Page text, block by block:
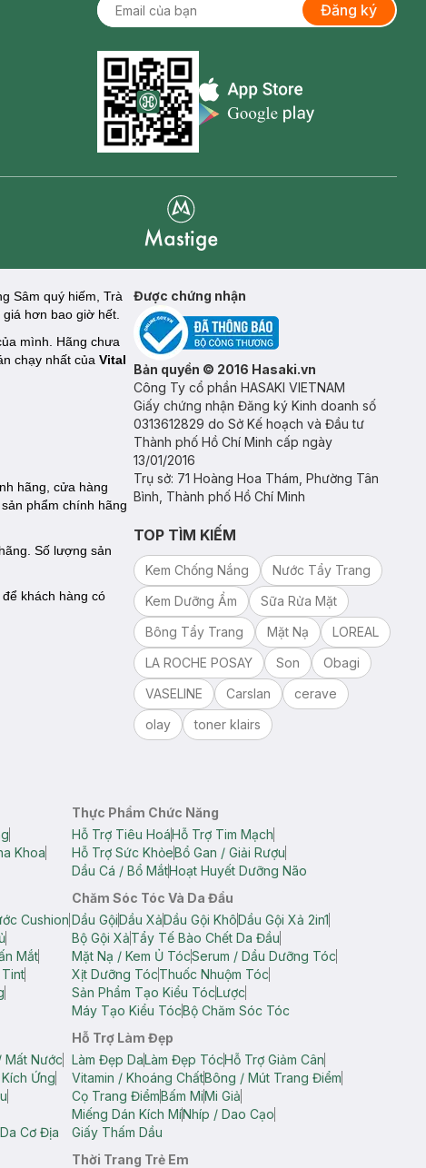
Đăng ký
Appstore icon
Sâm quý hiếm, Trà
hơn bao giờ hết.
mình. Hãng chưa
chạy nhất của Vital
hãng, cửa hàng
phẩm chính hãng
Số lượng sản
khách hàng có
Được chứng nhận
Bản quyền © 2016 Hasaki.vn
Công Ty cổ phần HASAKI VIETNAM
Giấy chứng nhận Đăng ký Kinh doanh số
0313612829 do Sở Kế hoạch và Đầu tư
Thành phố Hồ Chí Minh cấp ngày
13/01/2016
Trụ sở: 71 Hoàng Hoa Thám, Phường Tân
Bình, Thành phố Hồ Chí Minh
TOP TÌM KIẾM
Kem Chống Nắng
Nước Tẩy Trang
Kem Dưỡng Ẩm
Sữa Rửa Mặt
Bông Tẩy Trang
Mặt Nạ
LOREAL
LA ROCHE POSAY
Son
Obagi
VASELINE
Carslan
cerave
olay
toner klairs
Khoa
Thực Phẩm Chức Năng
Hỗ Trợ Tiêu HoáHỗ Trợ Tim Mạch
Hỗ Trợ Sức KhỏeBổ Gan / Giải Rượu
Dầu Cá / Bổ MắtHoạt Huyết Dưỡng Não
Cushion
Mắt
Chăm Sóc Tóc Và Da Đầu
Dầu GộiDầu XảDầu Gội KhôDầu Gội Xả 2in1
Bộ Gội XảTẩy Tế Bào Chết Da Đầu
Mặt Nạ / Kem Ủ TócSerum / Dầu Dưỡng Tóc
Xịt Dưỡng TócThuốc Nhuộm Tóc
Sản Phẩm Tạo Kiểu TócLược
Máy Tạo Kiểu TócBộ Chăm Sóc Tóc
Mất Nước
Ứng
Cơ Địa
Hỗ Trợ Làm Đẹp
Làm Đẹp DaLàm Đẹp TócHỗ Trợ Giảm Cân
Vitamin / Khoáng ChấtBông / Mút Trang Điểm
Cọ Trang ĐiểmBấm MiMi Giả
Miếng Dán Kích MíNhíp / Dao Cạo
Giấy Thấm Dầu
Thời Trang Trẻ Em